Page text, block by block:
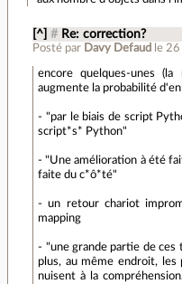
[^] # Re: correction?
Posté par Davy Defaud le
encore quelques-unes
augmente la probabilité d'en
- "par le biais de script
script*s* Python"
- "Une amélioration à été
faite du c*ô*té"
- un retour chariot
mapping
- "une grande partie de ces
plus, au même endroit, les
nuisent à la